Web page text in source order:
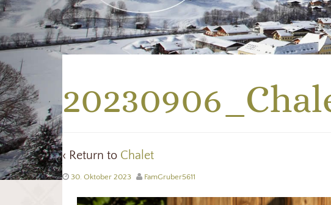
‹ Return to Chalet
30. Oktober 2023 FamGruber5611